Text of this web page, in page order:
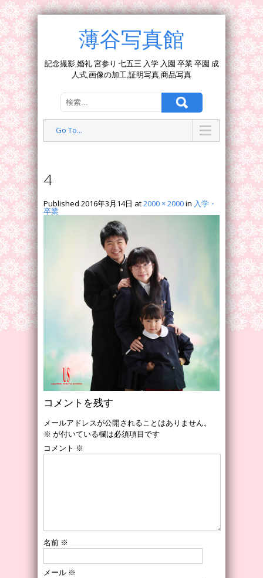
薄谷写真館
記念撮影,婚礼 宮参り 七五三 入学 入園 卒業 卒園 成
人式,画像の加工,証明写真,商品写真
Go To...
4
Published 2016年3月14日 at2000 × 2000in 入学・
卒業
コメントを残す
メールアドレスが公開されることはありません。
※ が付いている欄は必須項目です
コメント ※
名前 ※
メール ※